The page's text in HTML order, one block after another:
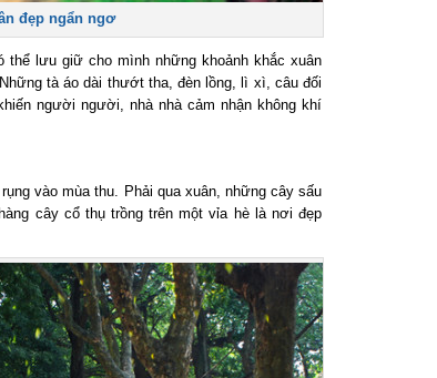
đẹp ngẩn ngơ
lưu giữ cho mình những khoảnh khắc xuân
tà áo dài thướt tha, đèn lồng, lì xì, câu đối
người người, nhà nhà cảm nhận không khí
vào mùa thu. Phải qua xuân, những cây sấu
cây cổ thụ trồng trên một vỉa hè là nơi đẹp